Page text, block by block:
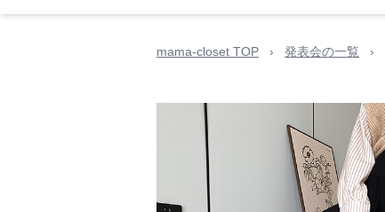
mama-closet TOP › 発表会の一覧 ›